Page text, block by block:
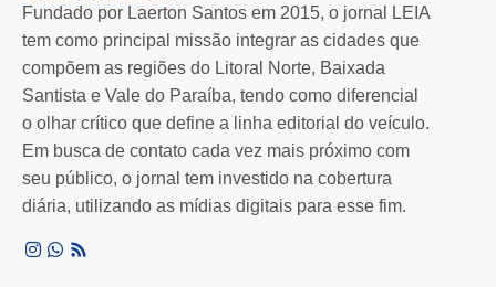
Oropouche
Os casos foram registrados entre os dias 9 e 18 de abril…
Por Redação Leia SP2 anos atrás
Fundado por Laerton Santos em 2015, o jornal LEIA
tem como principal missão integrar as cidades que
compõem as regiões do Litoral Norte, Baixada
Santista e Vale do Paraíba, tendo como diferencial
o olhar crítico que define a linha editorial do veículo.
Em busca de contato cada vez mais próximo com
seu público, o jornal tem investido na cobertura
diária, utilizando as mídias digitais para esse fim.